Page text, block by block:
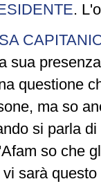
.
sua
questione
ma so
si parla
so che
vi sarà